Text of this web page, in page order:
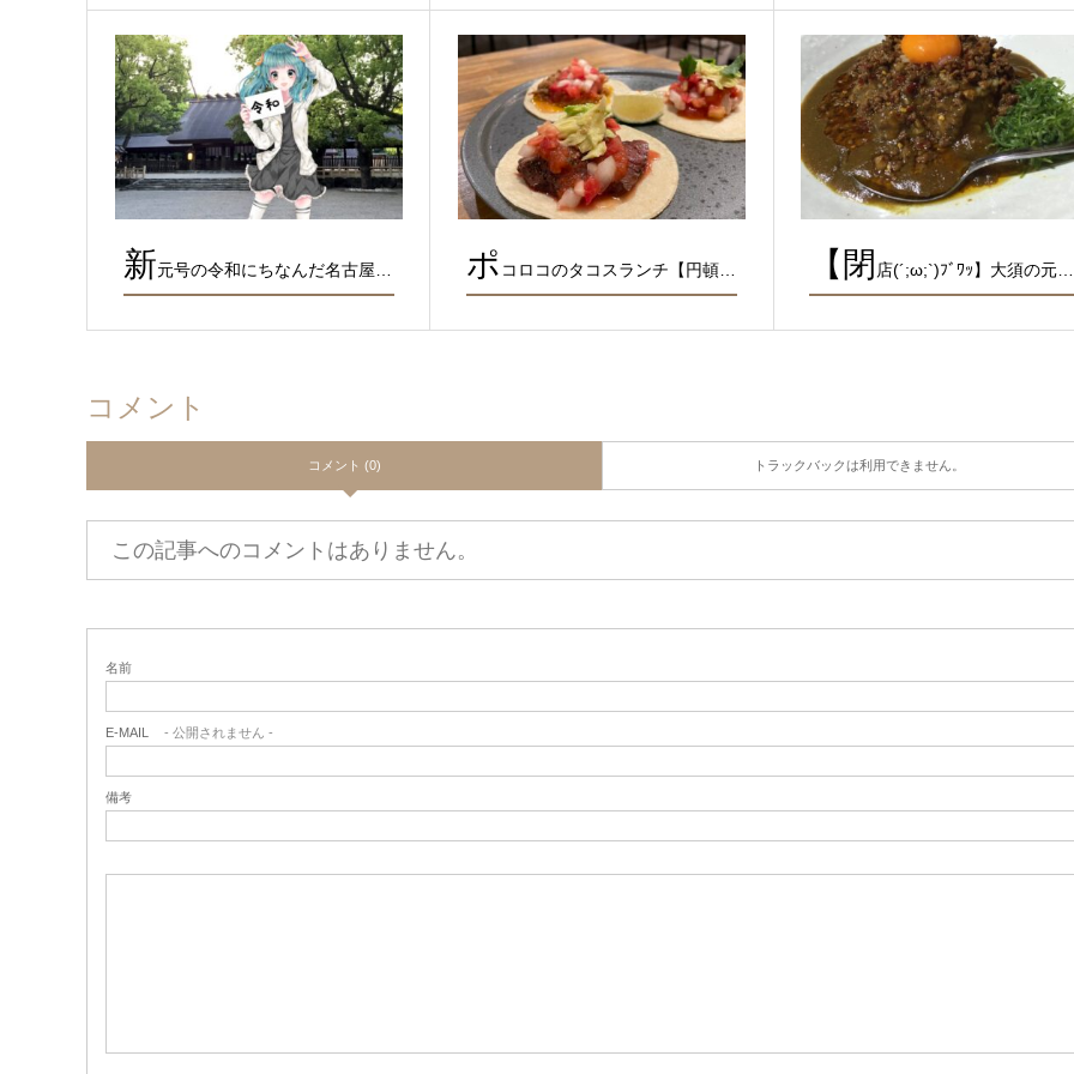
新元号の令和にちなんだ名古屋… ポ コロコのタコスランチ【円頓… 【閉 店(´;ω;`)ﾌﾞﾜｯ】大須の元…
コメント
コメント (0) トラックバックは利用できません。
この記事へのコメントはありません。
名前
E-MAIL - 公開されません -
備考